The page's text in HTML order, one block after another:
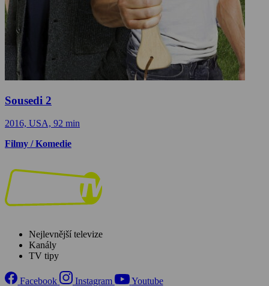
Sousedi 2
2016, USA, 92 min
Filmy / Komedie
Nejlevnější televize
Kanály
TV tipy
Facebook Instagram
Youtube